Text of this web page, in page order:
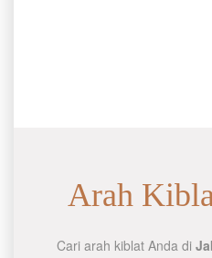
Arah
Cari arah kiblat Anda di